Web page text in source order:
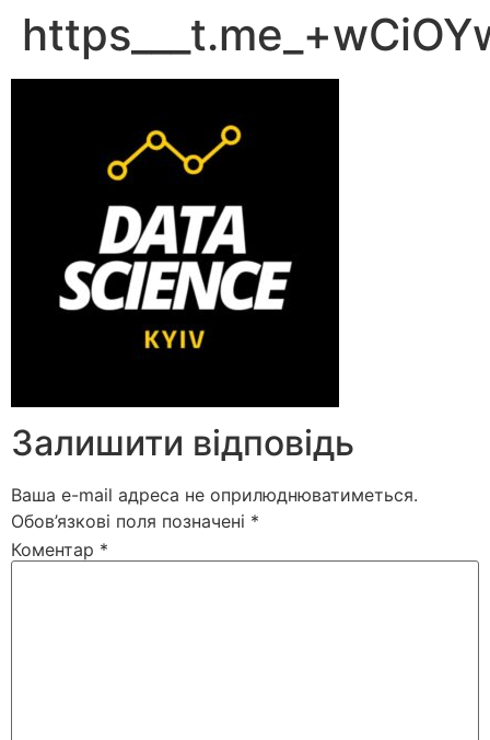
Залишити відповідь
Ваша e-mail адреса не оприлюднюватиметься.
Обов’язкові поля позначені *
Коментар *